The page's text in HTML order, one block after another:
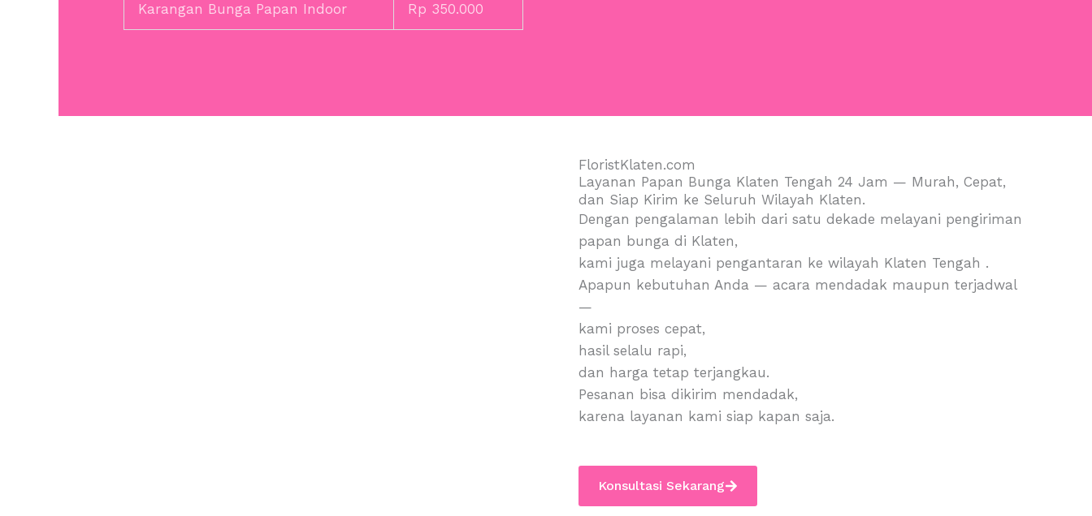
Karangan Bunga Papan Indoor Rp 350.000
FloristKlaten.com
Layanan Papan Bunga Klaten Tengah 24 Jam — Murah, Cepat,
dan Siap Kirim ke Seluruh Wilayah Klaten.
Dengan pengalaman lebih dari satu dekade melayani pengiriman
papan bunga di Klaten,
kami juga melayani pengantaran ke wilayah Klaten Tengah .
Apapun kebutuhan Anda — acara mendadak maupun terjadwal
—
kami proses cepat,
hasil selalu rapi,
dan harga tetap terjangkau.
Pesanan bisa dikirim mendadak,
karena layanan kami siap kapan saja.
Konsultasi Sekarang